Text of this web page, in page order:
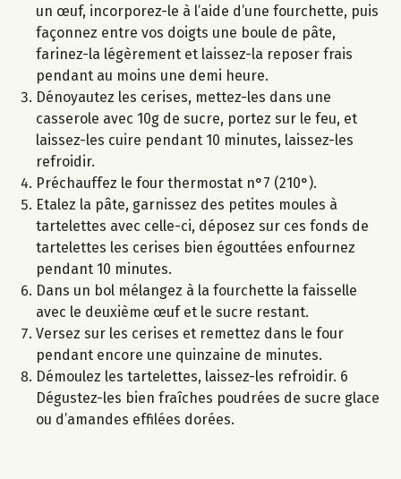
un œuf, incorporez-le à l’aide d’une fourchette, puis
façonnez entre vos doigts une boule de pâte,
farinez-la légèrement et laissez-la reposer frais
pendant au moins une demi heure.
Dénoyautez les cerises, mettez-les dans une
casserole avec 10g de sucre, portez sur le feu, et
laissez-les cuire pendant 10 minutes, laissez-les
refroidir.
Préchauffez le four thermostat n°7 (210°).
Etalez la pâte, garnissez des petites moules à
tartelettes avec celle-ci, déposez sur ces fonds de
tartelettes les cerises bien égouttées enfournez
pendant 10 minutes.
Dans un bol mélangez à la fourchette la faisselle
avec le deuxième œuf et le sucre restant.
Versez sur les cerises et remettez dans le four
pendant encore une quinzaine de minutes.
Démoulez les tartelettes, laissez-les refroidir. 6
Dégustez-les bien fraîches poudrées de sucre glace
ou d’amandes effilées dorées.